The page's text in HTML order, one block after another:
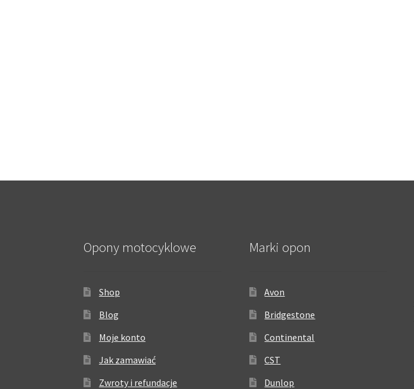
Opony motocyklowe
Shop
Blog
Moje konto
Jak zamawiać
Zwroty i refundacje
Marki opon
Avon
Bridgestone
Continental
CST
Dunlop